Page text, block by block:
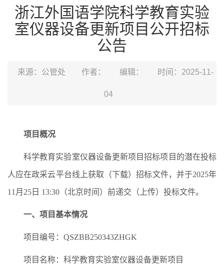
浙江外国语学院科学教育实验
室仪器设备更新项目公开招标
公告
来源：公管处 作者： 编辑： 时间：2025-11-
04
项目概况
科学教育实验室仪器设备更新项目招标项目的潜在投标
人应在政采云平台线上获取（下载）招标文件，并于2025年
11月25日 13:30（北京时间）前递交（上传）投标文件。
一、项目基本情况
项目编号：QSZBB250343ZHGK
项目名称：科学教育实验室仪器设备更新项目